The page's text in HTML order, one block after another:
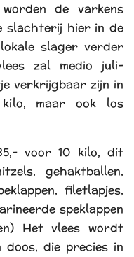
de varkens
slachterij hier in de
slager verder
zal medio juli-
verkrijgbaar zijn in
kilo, maar ook los
voor 10 kilo, dit
gehaktballen,
filetlapjes,
speklappen
Het vlees wordt
doos, die precies in